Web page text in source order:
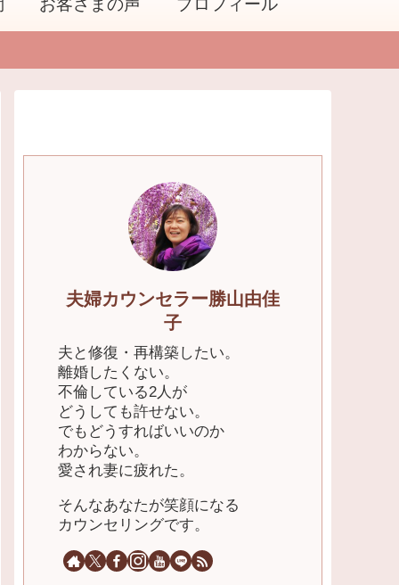
お客さまの声 プロフィール
夫婦カウンセラー勝山由佳
子
夫と修復・再構築したい。
離婚したくない。
不倫している2人が
どうしても許せない。
でもどうすればいいのか
わからない。
愛され妻に疲れた。
そんなあなたが笑顔になる
カウンセリングです。